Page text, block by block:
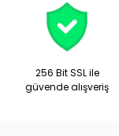
256 Bit SSL ile
güvende alışveriş